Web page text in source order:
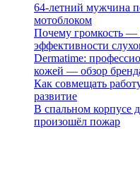
64-летний мужчина
мотоблоком
Почему громкость —
эффективности
Dermatime:
кожей — обзор
Как совмещать
развитие
В спальном корпусе
произошёл пожар